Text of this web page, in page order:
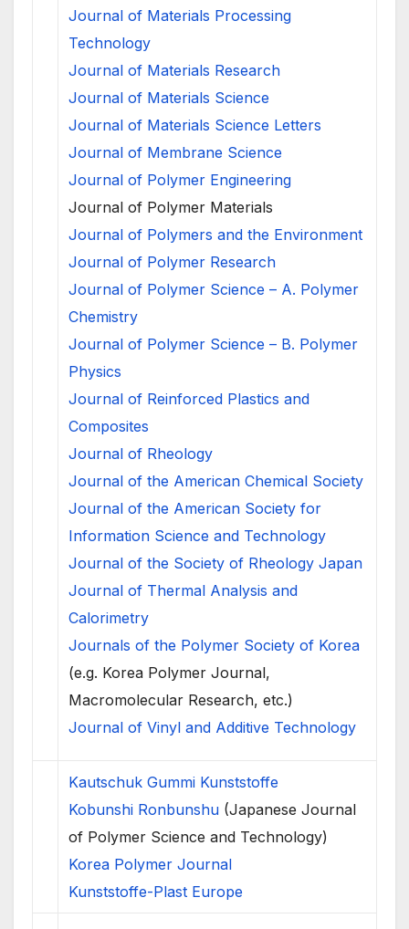
Journal of Materials Processing
Technology
Journal of Materials Research
Journal of Materials Science
Journal of Materials Science Letters
Journal of Membrane Science
Journal of Polymer Engineering
Journal of Polymer Materials
Journal of Polymers and the Environment
Journal of Polymer Research
Journal of Polymer Science – A. Polymer
Chemistry
Journal of Polymer Science – B. Polymer
Physics
Journal of Reinforced Plastics and
Composites
Journal of Rheology
Journal of the American Chemical Society
Journal of the American Society for
Information Science and Technology
Journal of the Society of Rheology Japan
Journal of Thermal Analysis and
Calorimetry
Journals of the Polymer Society of Korea
(e.g. Korea Polymer Journal,
Macromolecular Research, etc.)
Journal of Vinyl and Additive Technology
Kautschuk Gummi Kunststoffe
Kobunshi Ronbunshu (Japanese Journal
of Polymer Science and Technology)
Korea Polymer Journal
Kunststoffe-Plast Europe